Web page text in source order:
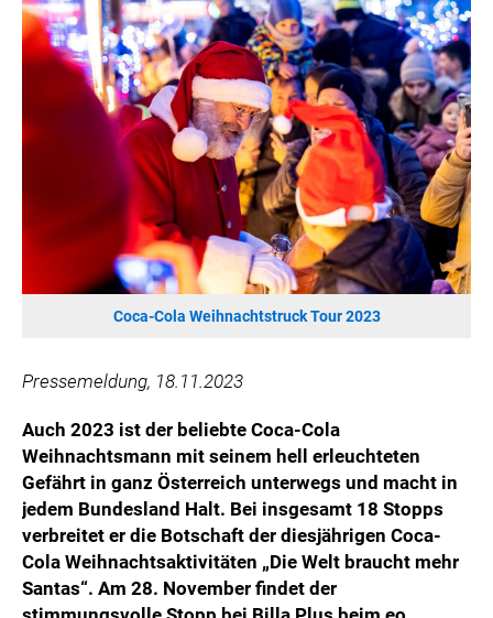
CULINARIUS
RECYCLEMICH-INITIATIVE
VIER HOCH VIER
HANNERSBERG
WILHELM-EXNER-MEDAILLEN STIFTUNG
ADMIRAL SPORTWETTEN
EWP RECYCLING PFAND ÖSTERREICH
ANNEMARIE CHARITY
IMPERIAL MARKETS
SPECIAL OLYMPICS ÖSTERREICH
MEDIA
LOGOS
COCA COLA
PRESSEKONTAKT
Coca-Cola Weihnachtstruck Tour 2023
Pressemeldung, 18.11.2023
Auch 2023 ist der beliebte Coca-Cola
Weihnachtsmann mit seinem hell erleuchteten
Gefährt in ganz Österreich unterwegs und macht in
jedem Bundesland Halt. Bei insgesamt 18 Stopps
verbreitet er die Botschaft der diesjährigen Coca-
Cola Weihnachtsaktivitäten „Die Welt braucht mehr
Santas“. Am 28. November findet der